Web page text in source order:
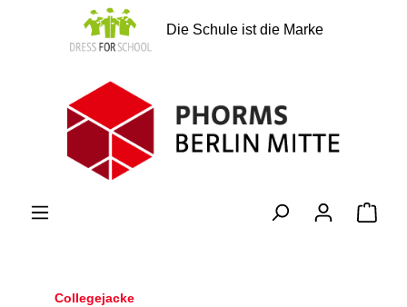
springen
Die Schule ist die Marke
Collegejacke